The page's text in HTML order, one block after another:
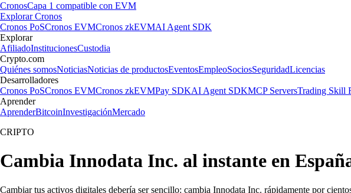
CronosCapa 1 compatible con EVM
Explorar Cronos
Cronos PoSCronos EVMCronos zkEVMAI Agent SDK
Explorar
AfiliadoInstitucionesCustodia
Crypto.com
Quiénes somosNoticiasNoticias de productosEventosEmpleoSociosSeguridadLicencias
Desarrolladores
Cronos PoSCronos EVMCronos zkEVMPay SDKAI Agent SDKMCP ServersTrading Skill
Aprender
AprenderBitcoinInvestigaciónMercado
CRIPTO
Cambia Innodata Inc. al instante en
Cambiar tus activos digitales debería ser sencillo: cambia Innodata Inc. rápidamente por